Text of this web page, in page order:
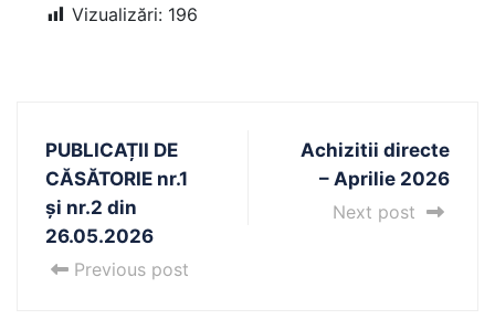
Vizualizări: 196
PUBLICAȚII DE
CĂSĂTORIE nr.1
și nr.2 din
26.05.2026
Previous post
Achizitii directe
– Aprilie 2026
Next post